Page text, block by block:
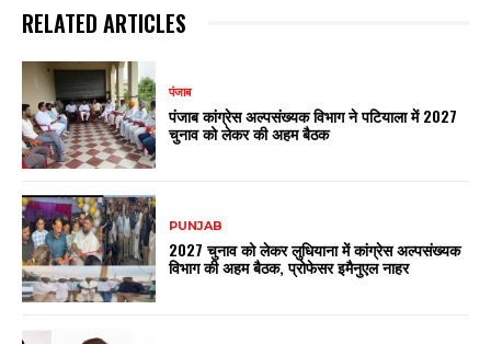
RELATED ARTICLES
पंजाब
पंजाब कांग्रेस अल्पसंख्यक विभाग ने पटियाला में 2027
चुनाव को लेकर की अहम बैठक
PUNJAB
2027 चुनाव को लेकर लुधियाना में कांग्रेस अल्पसंख्यक
विभाग की अहम बैठक, प्रोफेसर इमैनुएल नाहर